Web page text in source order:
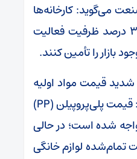
می‌گوید: کارخانه‌ها
در حال حاضر با حدود ۳۰ درصد ظرفیت فعالیت
بازار را تأمین کنند.
قیمت مواد اولیه
خبر می‌دهد و می‌افزاید: قیمت پلی‌پروپیلن (PP)
شده است؛ در حالی
قیمت تمام‌شده لوازم خانگی